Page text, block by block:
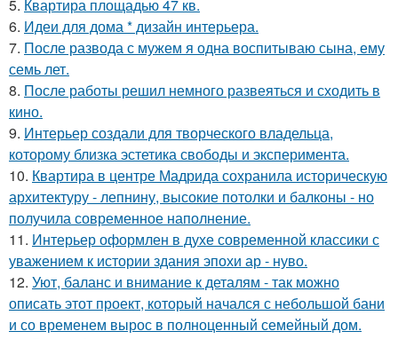
5. Квартира площадью 47 кв.
6. Идеи для дома * дизайн интерьера.
7. После развода с мужем я одна воспитываю сына, ему
семь лет.
8. После работы решил немного развеяться и сходить в
кино.
9. Интерьер создали для творческого владельца,
которому близка эстетика свободы и эксперимента.
10. Квартира в центре Мадрида сохранила историческую
архитектуру - лепнину, высокие потолки и балконы - но
получила современное наполнение.
11. Интерьер оформлен в духе современной классики с
уважением к истории здания эпохи ар - нуво.
12. Уют, баланс и внимание к деталям - так можно
описать этот проект, который начался с небольшой бани
и со временем вырос в полноценный семейный дом.